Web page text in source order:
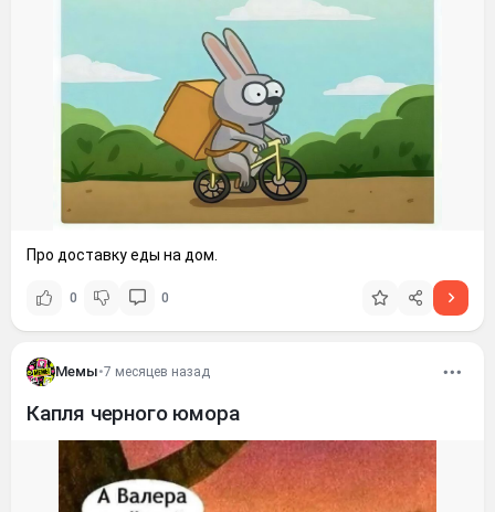
Про доставку еды на дом.
0 0
Мемы•7 месяцев назад
Капля черного юмора